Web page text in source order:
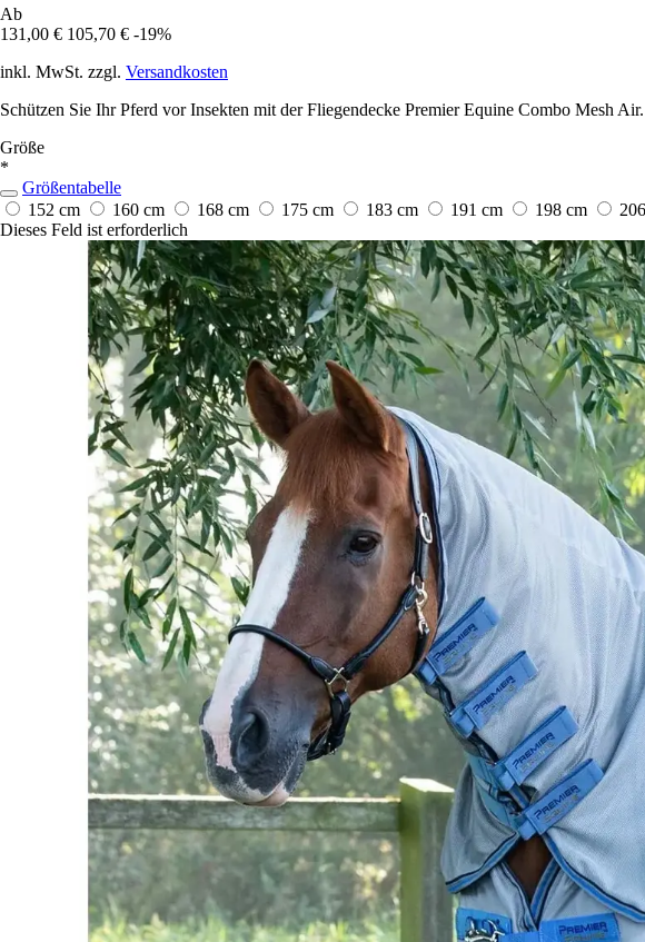
Ab
131,00 € 105,70 € -19%
inkl. MwSt. zzgl. Versandkosten
Schützen Sie Ihr Pferd vor Insekten mit der Fliegendecke Premier Equine Combo Mesh
Größe
*
Größentabelle
152 cm
160 cm 168 cm 175 cm 183 cm 191 cm 198 cm
Dieses Feld ist erforderlich